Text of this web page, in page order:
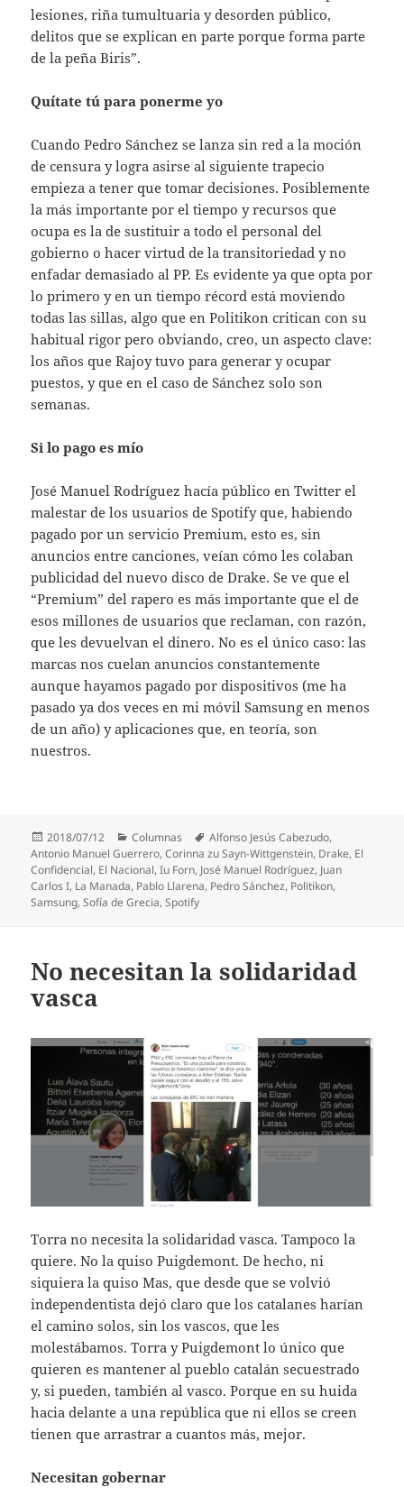
lesiones, riña tumultuaria y desorden público,
delitos que se explican en parte porque forma parte
de la peña Biris”.
Quítate tú para ponerme yo
Cuando Pedro Sánchez se lanza sin red a la moción
de censura y logra asirse al siguiente trapecio
empieza a tener que tomar decisiones. Posiblemente
la más importante por el tiempo y recursos que
ocupa es la de sustituir a todo el personal del
gobierno o hacer virtud de la transitoriedad y no
enfadar demasiado al PP. Es evidente ya que opta por
lo primero y en un tiempo récord está moviendo
todas las sillas, algo que en Politikon critican con su
habitual rigor pero obviando, creo, un aspecto clave:
los años que Rajoy tuvo para generar y ocupar
puestos, y que en el caso de Sánchez solo son
semanas.
Si lo pago es mío
José Manuel Rodríguez hacía público en Twitter el
malestar de los usuarios de Spotify que, habiendo
pagado por un servicio Premium, esto es, sin
anuncios entre canciones, veían cómo les colaban
publicidad del nuevo disco de Drake. Se ve que el
“Premium” del rapero es más importante que el de
esos millones de usuarios que reclaman, con razón,
que les devuelvan el dinero. No es el único caso: las
marcas nos cuelan anuncios constantemente
aunque hayamos pagado por dispositivos (me ha
pasado ya dos veces en mi móvil Samsung en menos
de un año) y aplicaciones que, en teoría, son
nuestros.
Publicado
el
2018/07/12 Categorías
Columnas Etiquetas
Alfonso Jesús Cabezudo,
Antonio Manuel Guerrero,Corinna zu Sayn-Wittgenstein, Drake, El
Confidencial, El Nacional,Iu Forn, José Manuel Rodríguez, Juan
Carlos I, La Manada, Pablo Llarena, Pedro Sánchez, Politikon,
Samsung,Sofía de Grecia,Spotify
No necesitan la solidaridad
vasca
Torra no necesita la solidaridad vasca. Tampoco la
quiere. No la quiso Puigdemont. De hecho, ni
siquiera la quiso Mas, que desde que se volvió
independentista dejó claro que los catalanes harían
el camino solos, sin los vascos, que les
molestábamos. Torra y Puigdemont lo único que
quieren es mantener al pueblo catalán secuestrado
y, si pueden, también al vasco. Porque en su huida
hacia delante a una república que ni ellos se creen
tienen que arrastrar a cuantos más, mejor.
Necesitan gobernar